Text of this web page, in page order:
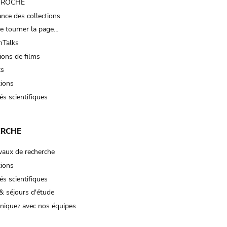
des collections
tourner la page…
de films
scientifiques
de recherche
scientifiques
séjours d'étude
avec nos équipes